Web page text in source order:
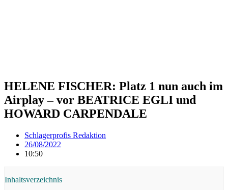
HELENE FISCHER: Platz 1 nun auch im
Airplay – vor BEATRICE EGLI und
HOWARD CARPENDALE
Schlagerprofis Redaktion
26/08/2022
10:50
Inhaltsverzeichnis